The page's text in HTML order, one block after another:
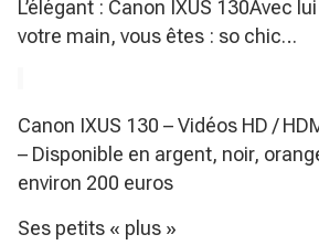
L’élégant : Canon IXUS 130Avec
votre main, vous êtes : so chic…
Canon IXUS 130 – Vidéos HD /
– Disponible en argent, noir,
environ 200 euros
Ses petits « plus »